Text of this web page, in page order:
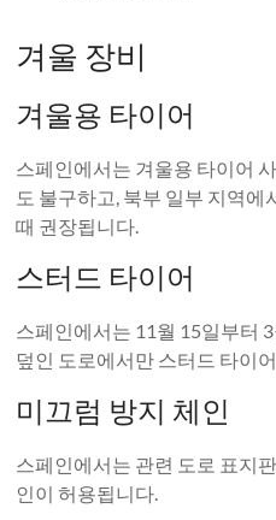
겨울 장비
겨울용 타이어
스페인에서는 겨울용 타이어
도 불구하고, 북부 일부 지역
때 권장됩니다.
스터드 타이어
스페인에서는 11월 15일부터
덮인 도로에서만 스터드 타이
미끄럼 방지 체인
스페인에서는 관련 도로 표지
인이 허용됩니다.